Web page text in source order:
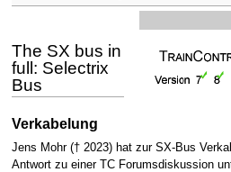
The SX bus in
full: Selectrix
Bus
Verkabelung
Jens Mohr († 2023) hat zur SX-Bus
Antwort zu einer TC Forumsdiskussion